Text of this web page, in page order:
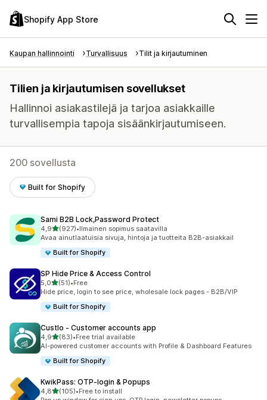
Shopify App Store
Kaupan hallinnointi Turvallisuus Tilit ja kirjautuminen
Tilien ja kirjautumisen sovellukset
Hallinnoi asiakastilejä ja tarjoa asiakkaille
turvallisempia tapoja sisäänkirjautumiseen.
200 sovellusta
Built for Shopify
Sami B2B Lock,Password Protect
4,9/ 5 tähteä
(927)
927 arvostelua yhteensä
•Ilmainen sopimus saatavilla
Avaa ainutlaatuisia sivuja, hintoja ja tuotteita B2B-asiakkail
Built for Shopify
SP Hide Price & Access Control
5,0/ 5 tähteä
(51)
51 arvostelua yhteensä
•Free
Hide price, login to see price, wholesale lock pages - B2B/VIP
Built for Shopify
Custlo ‑ Customer accounts app
4,9/ 5 tähteä
(83)
83 arvostelua yhteensä
•Free trial available
AI-powered customer accounts with Profile & Dashboard Features
Built for Shopify
KwikPass: OTP‑login & Popups
4,8/ 5 tähteä
(105)
105 arvostelua yhteensä
•Free to install